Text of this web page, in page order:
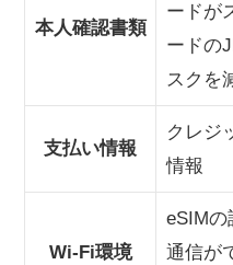
本人確認書類
ードが
ードの
スクを
支払い情報
クレジ
情報
Wi-Fi環境
eSIMの
通信が